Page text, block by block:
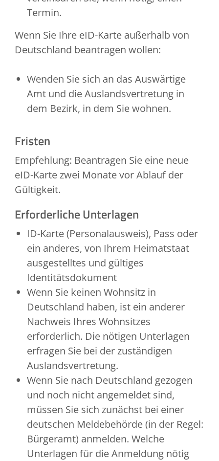
Termin.
Wenn Sie Ihre eID-Karte außerhalb von
Deutschland beantragen wollen:
Wenden Sie sich an das Auswärtige
Amt und die Auslandsvertretung in
dem Bezirk, in dem Sie wohnen.
Fristen
Empfehlung: Beantragen Sie eine neue
eID-Karte zwei Monate vor Ablauf der
Gültigkeit.
Erforderliche Unterlagen
ID-Karte (Personalausweis), Pass oder
ein anderes, von Ihrem Heimatstaat
ausgestelltes und gültiges
Identitätsdokument
Wenn Sie keinen Wohnsitz in
Deutschland haben, ist ein anderer
Nachweis Ihres Wohnsitzes
erforderlich. Die nötigen Unterlagen
erfragen Sie bei der zuständigen
Auslandsvertretung.
Wenn Sie nach Deutschland gezogen
und noch nicht angemeldet sind,
müssen Sie sich zunächst bei einer
deutschen Meldebehörde (in der Regel:
Bürgeramt) anmelden. Welche
Unterlagen für die Anmeldung nötig